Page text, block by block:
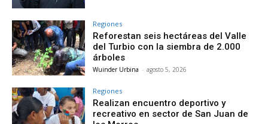
Regiones
Reforestan seis hectáreas del Valle
del Turbio con la siembra de 2.000
árboles
Wuinder Urbina - agosto 5, 2026
Regiones
Realizan encuentro deportivo y
recreativo en sector de San Juan de